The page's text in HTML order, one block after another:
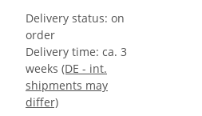
Delivery status: on
order
Delivery time: ca. 3
weeks (DE - int.
shipments may
differ)